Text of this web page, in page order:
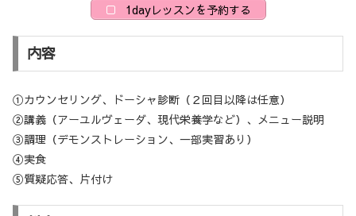
1dayレッスンを予約する
内容
①カウンセリング、ドーシャ診断（２回目以降は任意）
②講義（アーユルヴェーダ、現代栄養学など）、メニュー説明
③調理（デモンストレーション、一部実習あり）
④実食
⑤質疑応答、片付け